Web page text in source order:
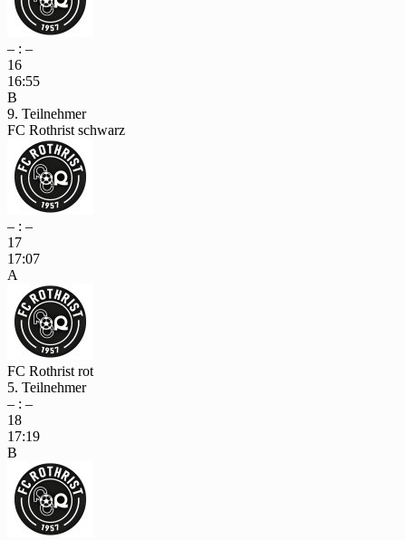
– : –
16
16:55
B
9. Teilnehmer
FC Rothrist schwarz
– : –
17
17:07
A
FC Rothrist rot
5. Teilnehmer
– : –
18
17:19
B